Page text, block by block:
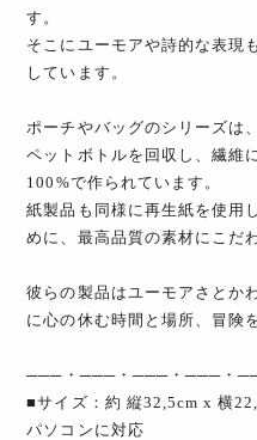
す。
そこにユーモアや詩的な表現
しています。
ポーチやバッグのシリーズは
ペットボトルを回収し、繊維
100%で作られています。
紙製品も同様に再生紙を使用
めに、最高品質の素材にこだ
彼らの製品はユーモアさとか
に心の休む時間と場所、冒険
───・───・───・───・
■サイズ：約 縦32,5cm x 横
パソコンに対応